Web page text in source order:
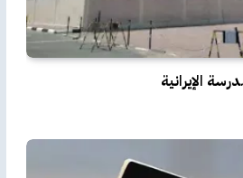
الإيرانية